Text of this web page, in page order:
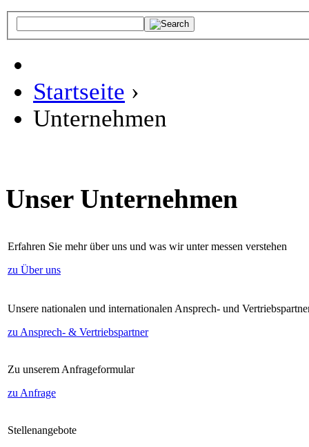
Startseite ›
Unternehmen
Unser Unternehmen
Erfahren Sie mehr über uns und was wir unter messen verstehen
zu Über uns
Unsere nationalen und internationalen Ansprech- und
zu Ansprech- & Vertriebspartner
Zu unserem Anfrageformular
zu Anfrage
Stellenangebote